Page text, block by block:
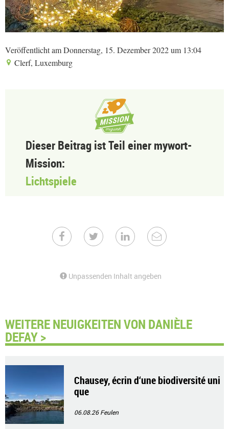
Veröffentlicht am Donnerstag, 15. Dezember 2022 um 13:04
Clerf, Luxemburg
Dieser Beitrag ist Teil einer mywort-
Mission:
Lichtspiele
Unpassenden Inhalt angeben
WEITERE NEUIGKEITEN VON DANIÈLE
DEFAY >
Chausey, écrin d‘une biodiversité uni
que
06.08.26Feulen